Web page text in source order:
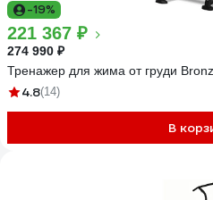
-19%
221 367 ₽
274 990 ₽
Тренажер для жима от груди
4.8(14)
В